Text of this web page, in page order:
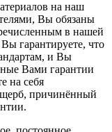
на наш
Вы обязаны
в нашей
гарантируете, что
и Вы
Вами гарантии
на себя
причинённый